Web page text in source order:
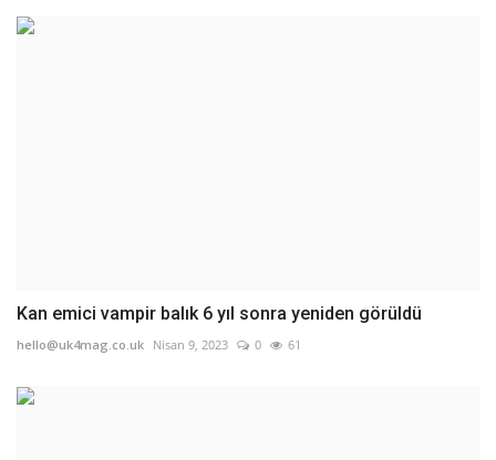
Kan emici vampir balık 6 yıl sonra yeniden görüldü
hello@uk4mag.co.uk Nisan 9, 2023 0 61